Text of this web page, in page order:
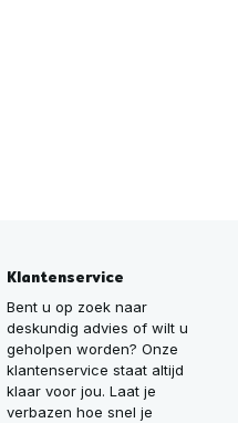
Klantenservice
Bent u op zoek naar
deskundig advies of wilt u
geholpen worden? Onze
klantenservice staat altijd
klaar voor jou. Laat je
verbazen hoe snel je